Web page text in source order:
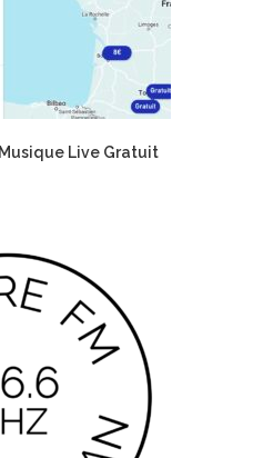
Live Gratuit